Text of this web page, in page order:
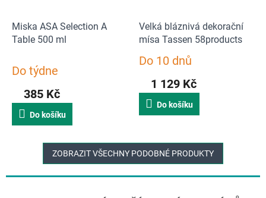
Miska ASA Selection A
Table 500 ml
Do týdne
385 Kč
Do košíku
Velká bláznivá dekorační
mísa Tassen 58products
Průměrné
produktu
5,0
hvězdiček.
Do 10 dnů
1 129 Kč
Do košíku
ZOBRAZIT VŠECHNY PODOBNÉ PRODUKTY